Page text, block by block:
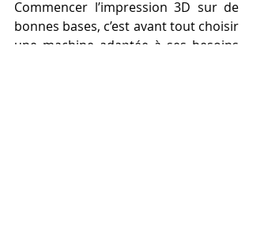
Commencer l’impression 3D sur de
bonnes bases, c’est avant tout choisir
une machine adaptée à ses besoins